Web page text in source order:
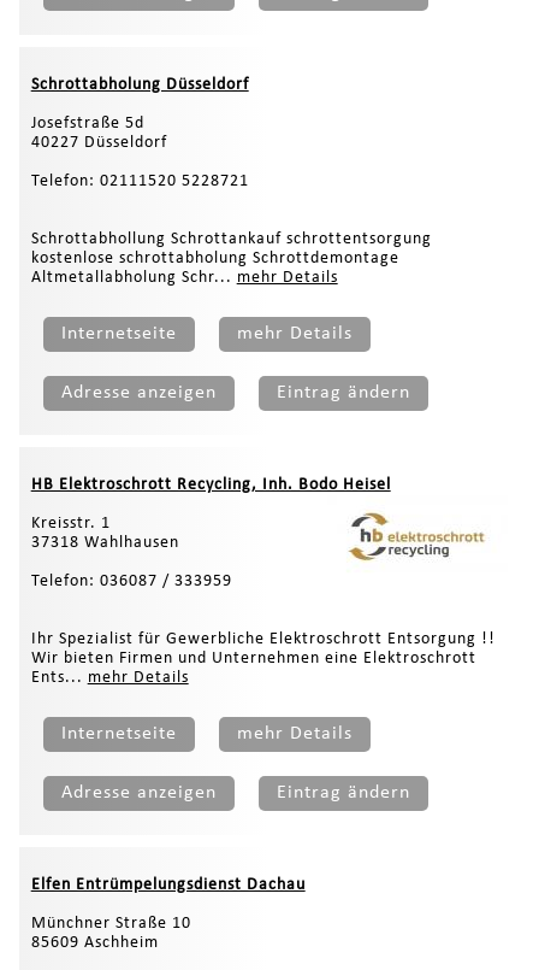
Schrottabholung Düsseldorf
Josefstraße 5d
40227 Düsseldorf
Telefon: 02111520 5228721
Schrottabhollung Schrottankauf schrottentsorgung
kostenlose schrottabholung Schrottdemontage
Altmetallabholung Schr... mehr Details
Internetseite mehr Details
Adresse anzeigen Eintrag ändern
HB Elektroschrott Recycling, Inh. Bodo Heisel
Kreisstr. 1
37318 Wahlhausen
Telefon: 036087 / 333959
Ihr Spezialist für Gewerbliche Elektroschrott Entsorgung !!
Wir bieten Firmen und Unternehmen eine Elektroschrott
Ents... mehr Details
Internetseite mehr Details
Adresse anzeigen Eintrag ändern
Elfen Entrümpelungsdienst Dachau
Münchner Straße 10
85609 Aschheim